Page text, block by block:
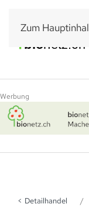
Zum
Werbung
Detailhandel